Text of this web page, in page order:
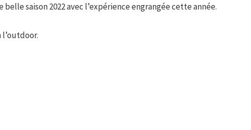
saison 2022 avec l’expérience engrangée cette année.
l’outdoor.